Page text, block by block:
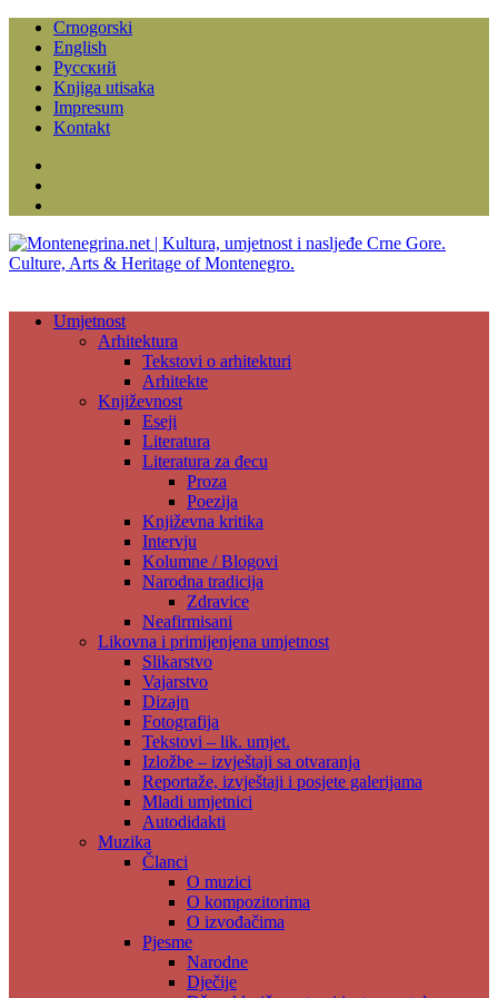
Crnogorski
English
Русский
Knjiga utisaka
Impresum
Kontakt
Umjetnost
Arhitektura
Tekstovi o arhitekturi
Arhitekte
Književnost
Eseji
Literatura
Literatura za đecu
Proza
Poezija
Književna kritika
Intervju
Kolumne / Blogovi
Narodna tradicija
Zdravice
Neafirmisani
Likovna i primijenjena umjetnost
Slikarstvo
Vajarstvo
Dizajn
Fotografija
Tekstovi – lik. umjet.
Izložbe – izvještaji sa otvaranja
Reportaže, izvještaji i posjete galerijama
Mladi umjetnici
Autodidakti
Muzika
Članci
O muzici
O kompozitorima
O izvođačima
Pjesme
Narodne
Dječije